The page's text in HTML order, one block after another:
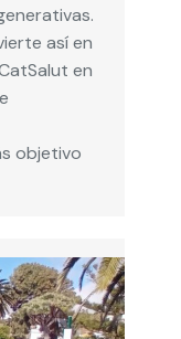
así en
en
objetivo